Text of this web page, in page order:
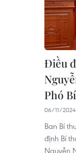
Điều
Phó
06/11/
Ban Bí
định Bí
Nguyễn